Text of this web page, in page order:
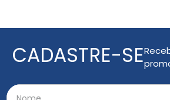
CADASTRE-SE